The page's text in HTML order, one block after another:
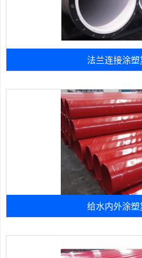
法兰连接涂
给水内外涂